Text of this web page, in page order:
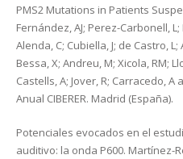
PMS2 Mutations in Patients
Fernández, AJ; Perez-Carbonell,
Alenda, C; Cubiella, J; de Castro, L;
Bessa, X; Andreu, M; Xicola, RM;
Castells, A; Jover, R; Carracedo, A
Anual CIBERER. Madrid (España).
Potenciales evocados en el
auditivo: la onda P600. Martínez-